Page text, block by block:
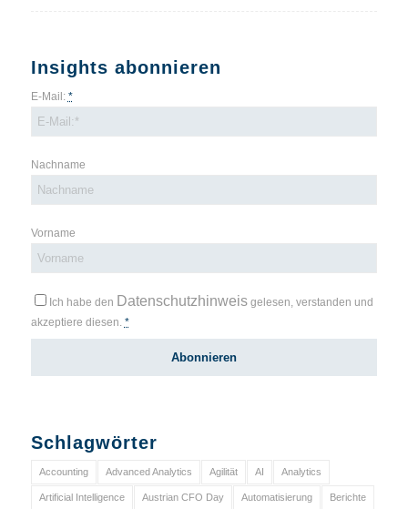
Insights abonnieren
E-Mail: *
Nachname
Vorname
Ich habe den Datenschutzhinweisgelesen, verstanden und
akzeptiere diesen. *
Schlagwörter
Accounting Advanced Analytics Agilität AI Analytics
Artificial Intelligence Austrian CFO Day Automatisierung Berichte